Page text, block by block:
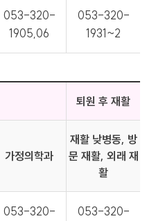
053-320-
1905,06
053-320-
1931~2
퇴원 후 재활
가정의학과
재활 낮병동, 방
문 재활, 외래 재
활
053-320-
053-320-